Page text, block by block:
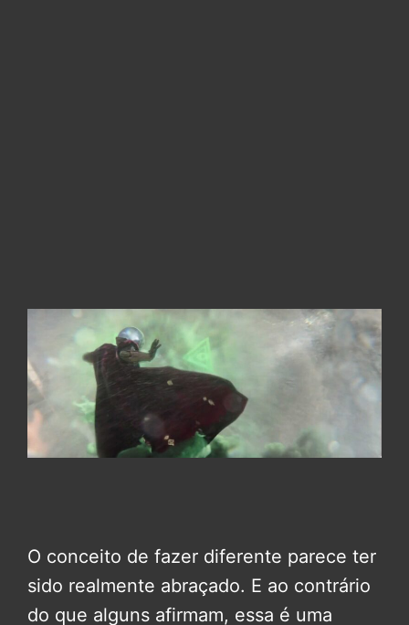
O conceito de fazer diferente parece ter
sido realmente abraçado. E ao contrário
do que alguns afirmam, essa é uma